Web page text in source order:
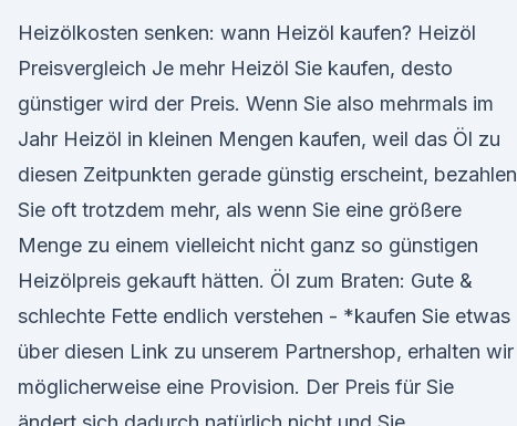
Heizölkosten senken: wann Heizöl kaufen? Heizöl
Preisvergleich Je mehr Heizöl Sie kaufen, desto
günstiger wird der Preis. Wenn Sie also mehrmals im
Jahr Heizöl in kleinen Mengen kaufen, weil das Öl zu
diesen Zeitpunkten gerade günstig erscheint, bezahlen
Sie oft trotzdem mehr, als wenn Sie eine größere
Menge zu einem vielleicht nicht ganz so günstigen
Heizölpreis gekauft hätten. Öl zum Braten: Gute &
schlechte Fette endlich verstehen - *kaufen Sie etwas
über diesen Link zu unserem Partnershop, erhalten wir
möglicherweise eine Provision. Der Preis für Sie